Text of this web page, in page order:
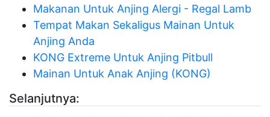
Makanan Untuk Anjing Alergi - Regal Lamb
Tempat Makan Sekaligus Mainan Untuk
Anjing Anda
KONG Extreme Untuk Anjing Pitbull
Mainan Untuk Anak Anjing (KONG)
Selanjutnya: